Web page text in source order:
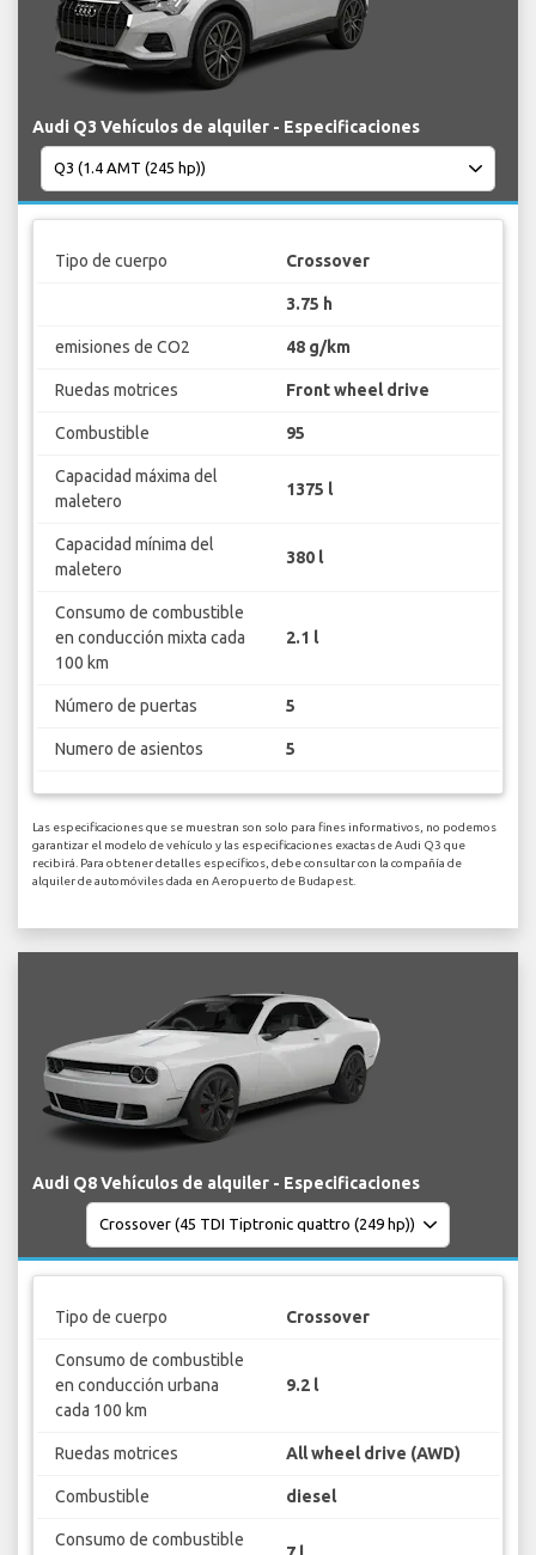
Audi Q3 Vehículos de alquiler - Especificaciones
Tipo de cuerpo Crossover
3.75 h
emisiones de CO2 48 g/km
Ruedas motrices Front wheel drive
Combustible 95
Capacidad máxima del
maletero
1375 l
Capacidad mínima del
maletero
380 l
Consumo de combustible
en conducción mixta cada
100 km
2.1 l
Número de puertas 5
Numero de asientos 5
Las especificaciones que se muestran son solo para fines informativos, no podemos
garantizar el modelo de vehículo y las especificaciones exactas de Audi Q3 que
recibirá. Para obtener detalles específicos, debe consultar con la compañía de
alquiler de automóviles dada en Aeropuerto de Budapest.
Audi Q8 Vehículos de alquiler - Especificaciones
Tipo de cuerpo Crossover
Consumo de combustible
en conducción urbana
cada 100 km
9.2 l
Ruedas motrices All wheel drive (AWD)
Combustible diesel
Consumo de combustible